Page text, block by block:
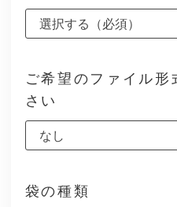
ご希望のファイル
さい
袋の種類